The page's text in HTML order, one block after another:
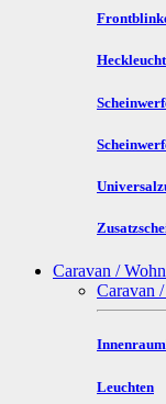
Caravan /
Caravan
Leuchten